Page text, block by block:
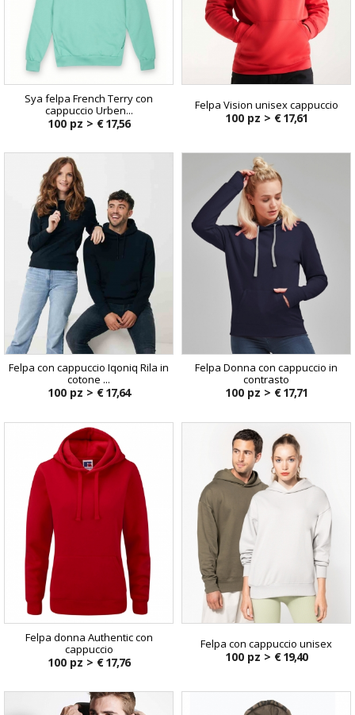
Sya felpa French Terry con
cappuccio Urben...
100 pz > € 17,56
Felpa Vision unisex cappuccio
100 pz > € 17,61
Felpa con cappuccio Iqoniq Rila in
cotone ...
100 pz > € 17,64
Felpa Donna con cappuccio in
contrasto
100 pz > € 17,71
Felpa donna Authentic con
cappuccio
100 pz > € 17,76
Felpa con cappuccio unisex
100 pz > € 19,40